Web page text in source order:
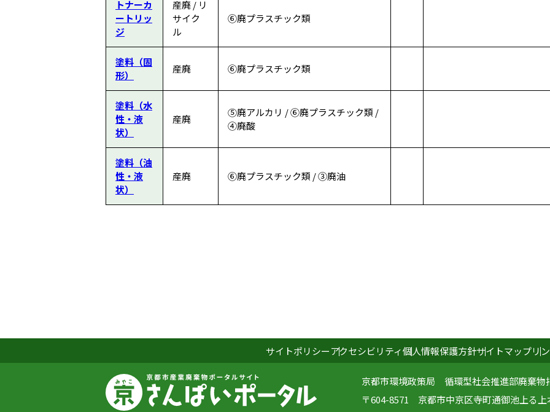
トナーカ
ートリッ
ジ
産廃 / リ
サイク
ル
⑥廃プラスチック類
塗料（固
形）
産廃 ⑥廃プラスチック類
塗料（水
性・液
状）
産廃
⑤廃アルカリ / ⑥廃プラスチック類 /
④廃酸
塗料（油
性・液
状）
産廃 ⑥廃プラスチック類 / ③廃油
サイトポリシーアクセシビリティ個人情報保護方針サイトマップリ
京都市環境政策局 循環型社会推進部廃棄物
〒604-8571 京都市中京区寺町通御池上る